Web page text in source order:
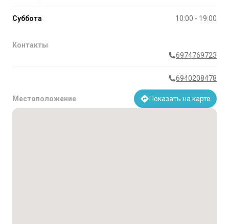
Суббота 10:00 - 19:00
Контакты
6974769723
6940208478
Местоположение Показать на карте